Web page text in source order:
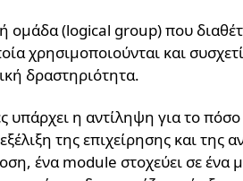
ομάδα (logical group) που
χρησιμοποιούνται και
δραστηριότητα.
υπάρχει η αντίληψη για το
της επιχείρησης και της
ένα module στοχεύει σε ένα